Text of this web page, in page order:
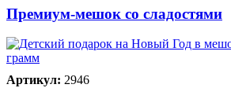
Премиум-мешок со сладостями
Артикул: 2946